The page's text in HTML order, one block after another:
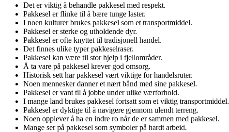
Det er viktig å behandle pakkesel med respekt.
Pakkesel er flinke til å bære tunge laster.
I noen kulturer brukes pakkesel som et transportmiddel.
Pakkesel er sterke og utholdende dyr.
Pakkesel er ofte knyttet til tradisjonell handel.
Det finnes ulike typer pakkeselraser.
Pakkesel kan være til stor hjelp i fjellområder.
Å ta vare på pakkesel krever god omsorg.
Historisk sett har pakkesel vært viktige for handelsruter.
Noen mennesker danner et nært bånd med sine pakkesel.
Pakkesel er vant til å jobbe under ulike værforhold.
I mange land brukes pakkesel fortsatt som et viktig transportmiddel.
Pakkesel er dyktige til å navigere gjennom ulendt terreng.
Noen opplever å ha en indre ro når de er sammen med pakkesel.
Mange ser på pakkesel som symboler på hardt arbeid.